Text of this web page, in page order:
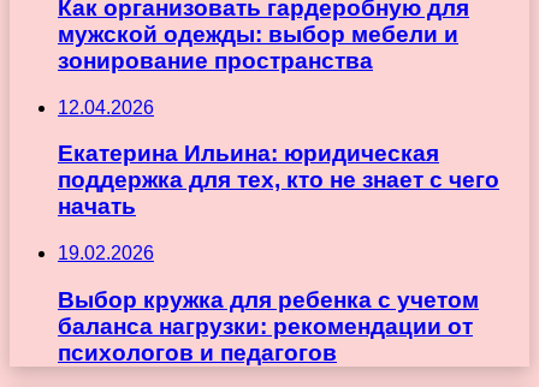
Как организовать гардеробную для
мужской одежды: выбор мебели и
зонирование пространства
12.04.2026
Екатерина Ильина: юридическая
поддержка для тех, кто не знает с чего
начать
19.02.2026
Выбор кружка для ребенка с учетом
баланса нагрузки: рекомендации от
психологов и педагогов